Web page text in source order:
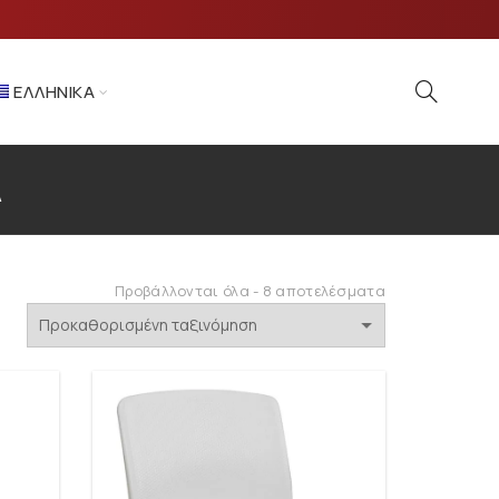
ΕΛΛΗΝΙΚΆ
Προβάλλονται όλα - 8 αποτελέσματα